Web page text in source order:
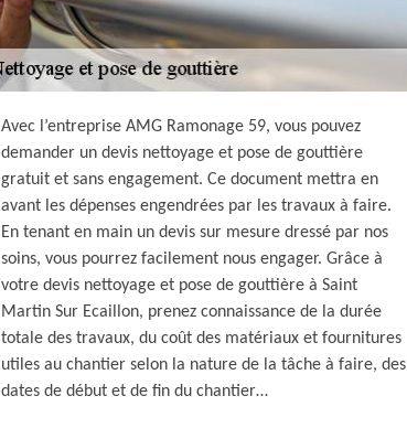
Avec l’entreprise AMG Ramonage 59, vous pouvez
demander un devis nettoyage et pose de gouttière
gratuit et sans engagement. Ce document mettra en
avant les dépenses engendrées par les travaux à faire.
En tenant en main un devis sur mesure dressé par nos
soins, vous pourrez facilement nous engager. Grâce à
votre devis nettoyage et pose de gouttière à Saint
Martin Sur Ecaillon, prenez connaissance de la durée
totale des travaux, du coût des matériaux et fournitures
utiles au chantier selon la nature de la tâche à faire, des
dates de début et de fin du chantier…